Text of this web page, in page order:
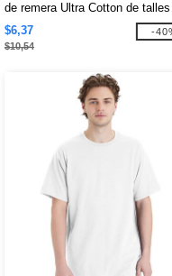
de remera Ultra Cotton de talles
altos
$6,37
$10,54
-